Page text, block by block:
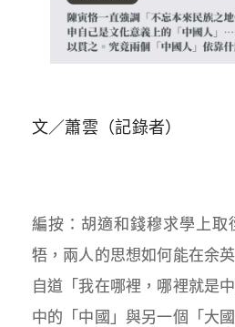
文／蕭雲（記錄者）
編按： 胡適和錢穆求學上
牾，兩人的思想如何能在余
自道「我在哪裡，哪裡就是
中的「中國」與另一個「大